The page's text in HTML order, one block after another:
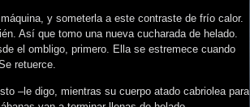
y someterla a este contraste de frío calor.
Así que tomo una nueva cucharada de helado.
el ombligo, primero. Ella se estremece cuando
retuerce.
–le digo, mientras su cuerpo atado cabriolea para